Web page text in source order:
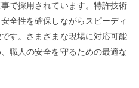
で採用されています。特許技術
全性を確保しながらスピーディ
す。さまざまな現場に対応可能
職人の安全を守るための最適な